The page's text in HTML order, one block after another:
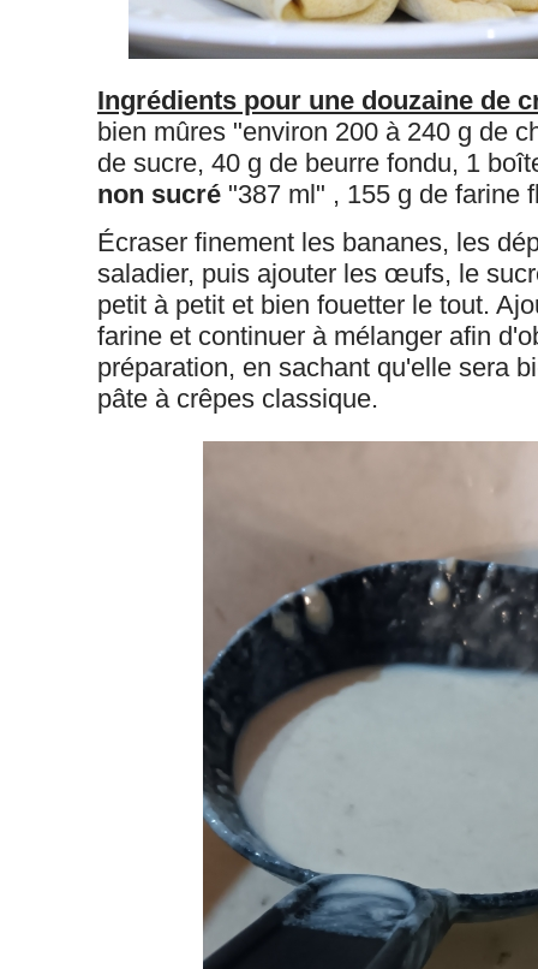
Ingrédients pour une douzaine de
bien mûres "environ 200 à 240 g de
de sucre, 40 g de beurre fondu, 1
non sucré "387 ml" , 155 g de farine
Écraser finement les bananes, les
saladier, puis ajouter les œufs, le
petit à petit et bien fouetter le tout.
farine et continuer à mélanger afin
préparation, en sachant qu'elle sera
pâte à crêpes classique.